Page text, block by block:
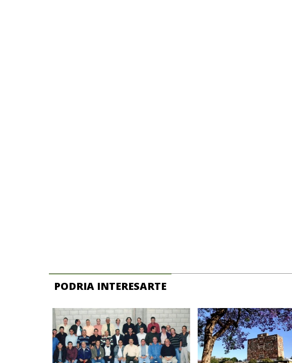
PODRIA INTERESARTE